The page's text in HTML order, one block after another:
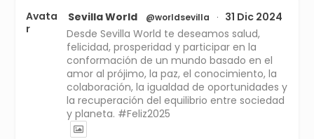
Avata
r
Sevilla World @worldsevilla ·
31 Dic 2024
Desde Sevilla World te deseamos salud,
felicidad, prosperidad y participar en la
conformación de un mundo basado en el
amor al prójimo, la paz, el conocimiento, la
colaboración, la igualdad de oportunidades y
la recuperación del equilibrio entre sociedad
y planeta. #Feliz2025